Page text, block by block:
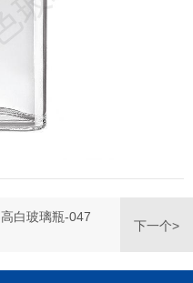
下一个>
高白玻璃瓶-047